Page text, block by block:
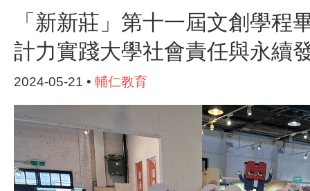
「新新莊」第十一屆文創學程
計力實踐大學社會責任與永續
2024-05-21 • 輔仁教育